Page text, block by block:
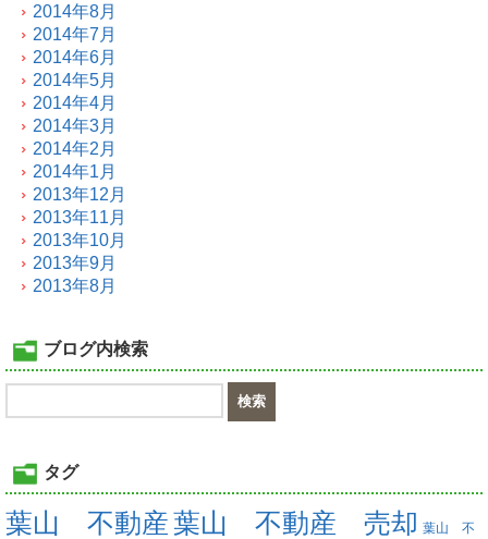
2014年8月
2014年7月
2014年6月
2014年5月
2014年4月
2014年3月
2014年2月
2014年1月
2013年12月
2013年11月
2013年10月
2013年9月
2013年8月
ブログ内検索
タグ
葉山 不動産葉山 不動産 売却 葉山 不